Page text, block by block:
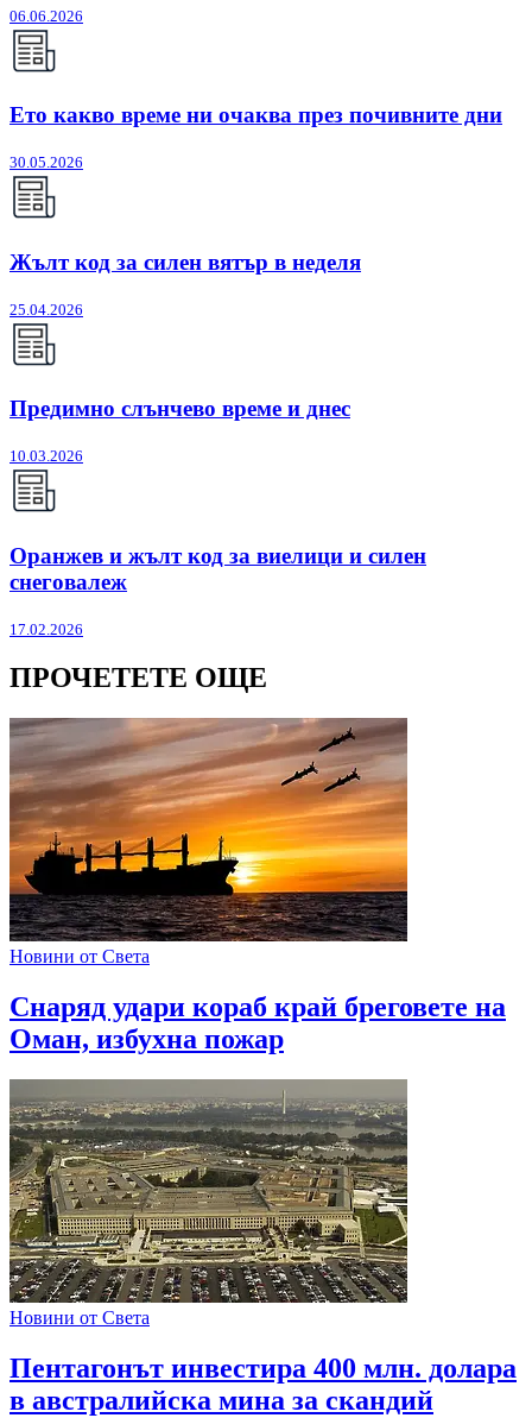
06.06.2026
Ето какво време ни очаква през почивните дни
30.05.2026
Жълт код за силен вятър в неделя
25.04.2026
Предимно слънчево време и днес
10.03.2026
Оранжев и жълт код за виелици и силен
снеговалеж
17.02.2026
ПРОЧЕТЕТЕ ОЩЕ
Новини от Света
Снаряд удари кораб край бреговете на
Оман, избухна пожар
Новини от Света
Пентагонът инвестира 400 млн. долара
в австралийска мина за скандий